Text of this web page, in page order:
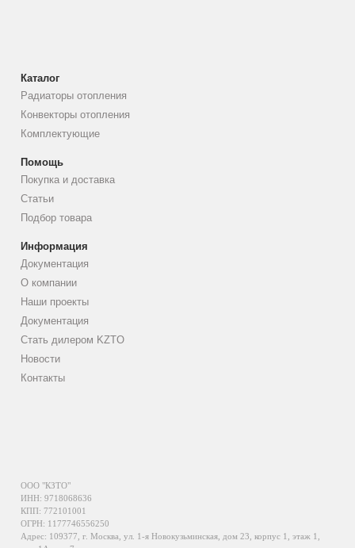
Каталог
Радиаторы отопления
Конвекторы отопления
Комплектующие
Помощь
Покупка и доставка
Статьи
Подбор товара
Информация
Документация
О компании
Наши проекты
Документация
Стать дилером KZTO
Новости
Контакты
ООО "КЗТО"
ИНН: 9718068636
КПП: 772101001
ОГРН: 1177746556250
Адрес: 109377, г. Москва, ул. 1-я Новокузьминская, дом 23, корпус 1, этаж 1,